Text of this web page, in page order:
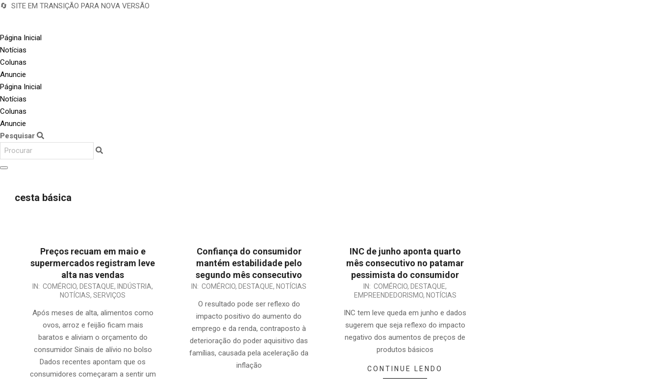
🔄 SITE EM TRANSIÇÃO PARA NOVA VERSÃO
Página Inicial
Notícias
Colunas
Anuncie
Página Inicial
Notícias
Colunas
Anuncie
Pesquisar
cesta básica
Preços recuam em maio e
supermercados registram leve
alta nas vendas
2025-
16
IN: COMÉRCIO, DESTAQUE, INDÚSTRIA,
NOTÍCIAS,SERVIÇOS
Após meses de alta, alimentos como
ovos, arroz e feijão ficam mais
baratos e aliviam o orçamento do
consumidor Sinais de alívio no bolso
Dados recentes apontam que os
consumidores começaram a sentir um
Confiança do consumidor
mantém estabilidade pelo
segundo mês consecutivo
2024-
IN: COMÉRCIO, DESTAQUE, NOTÍCIAS
O resultado pode ser reflexo do
impacto positivo do aumento do
emprego e da renda, contraposto à
deterioração do poder aquisitivo das
famílias, causada pela aceleração da
inflação
INC de junho aponta quarto
mês consecutivo no patamar
pessimista do consumidor
25
IN: COMÉRCIO, DESTAQUE,
EMPREENDEDORISMO, NOTÍCIAS
INC tem leve queda em junho e dados
sugerem que seja reflexo do impacto
negativo dos aumentos de preços de
produtos básicos
CONTINUE LENDO